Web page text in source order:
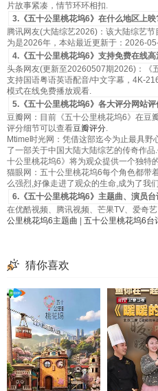
片故事紧凑，情节环环相扣.
3.《五十公里桃花坞6》在什么地区上
腾讯网友(大陆综艺2026)：该大陆综艺
为是2026年，本站最近更新于：2026-
4.《五十公里桃花坞6》支持免费在线
头条网友(更新至20260507期2026)：《
支持国语粤语英语配音/中文字幕，4K-
模式在线免费播放观看.
5.《五十公里桃花坞6》各大评分网站评
豆瓣网：目前《五十公里桃花坞6》在豆
评分细节可以查看豆瓣评分.
Mtime时光网：凭借这部迄今为止最具
了一部关于中国大陆大陆综艺的传奇作
十公里桃花坞6》将为观众提供一个独特
猫眼网：五十公里桃花坞6每个角色都带
么强烈,好像走进了观众的生命,成为了我
6.《五十公里桃花坞6》主题曲、演员
在优酷视频、腾讯视频、芒果TV、爱奇
公里桃花坞6主题曲
五十公里桃花坞6台
猜你喜欢